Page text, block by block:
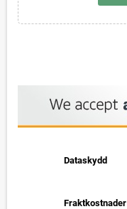
Dataskydd
Fraktkostnader